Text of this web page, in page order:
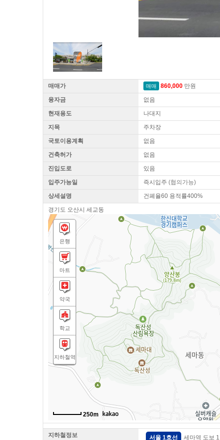
매매가 매매 860,000 만원
융자금
없음
현재용도
나대지
지목
주차장
국토이용계획
없음
건축허가
없음
진입도로
있음
입주가능일
즉시입주 (협의가능)
상세설명
건폐율60 용적률400%
경기도 오산시 세교동
250m
은행
마트
약국
학교
지하철역
지하철정보 서울 1호선 세마역 도보